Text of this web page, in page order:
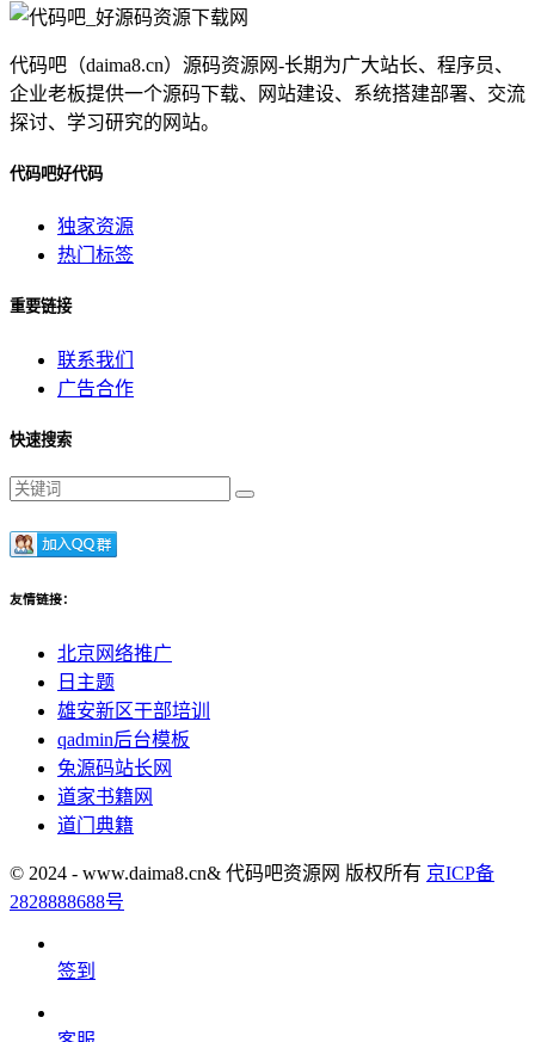
代码吧（daima8.cn）源码资源网-长期为广大站长、程序员、
企业老板提供一个源码下载、网站建设、系统搭建部署、交流
探讨、学习研究的网站。
代码吧好代码
独家资源
热门标签
重要链接
联系我们
广告合作
快速搜索
友情链接：
北京网络推广
日主题
雄安新区干部培训
qadmin后台模板
兔源码站长网
道家书籍网
道门典籍
© 2024 - www.daima8.cn& 代码吧资源网 版权所有 京ICP备
2828888688号
签到